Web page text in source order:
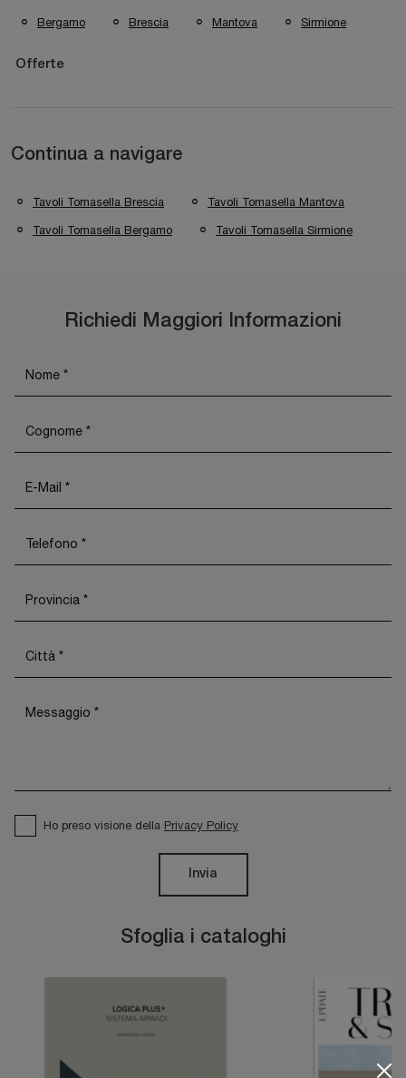
Bergamo Brescia Mantova Sirmione
Offerte
Continua a navigare
Tavoli Tomasella Brescia Tavoli Tomasella Mantova
Tavoli Tomasella Bergamo Tavoli Tomasella Sirmione
Sfoglia i cataloghi
Richiedi Maggiori Informazioni
Ho preso visione della Privacy Policy
Invia